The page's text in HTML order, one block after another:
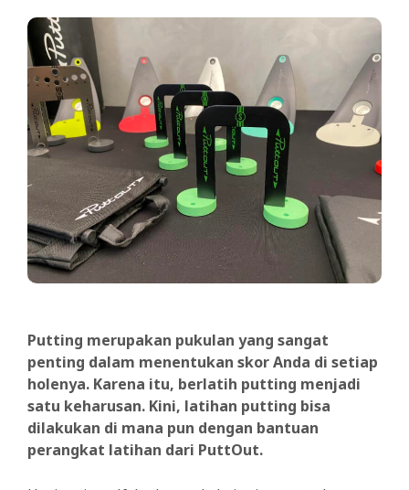
Putting merupakan pukulan yang sangat
penting dalam menentukan skor Anda di setiap
holenya. Karena itu, berlatih putting menjadi
satu keharusan. Kini, latihan putting bisa
dilakukan di mana pun dengan bantuan
perangkat latihan dari PuttOut.